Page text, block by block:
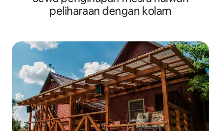
peliharaan dengan kolam